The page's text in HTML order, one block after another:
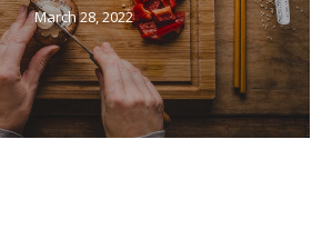
March 28, 2022